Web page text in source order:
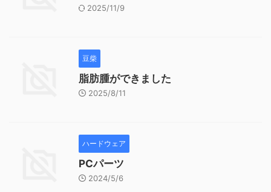
2025/11/9
豆柴
脂肪腫ができました
2025/8/11
ハードウェア
PCパーツ
2024/5/6